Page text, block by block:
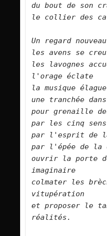
du bout de son
le collier des
Un regard
les avens se
les lavognes
l'orage éclate
la musique
une tranchée
pour grenaille
par les cinq
par l'esprit de
par l'épée de
ouvrir la porte
imaginaire
colmater les
vitupération
et proposer le
réalités.